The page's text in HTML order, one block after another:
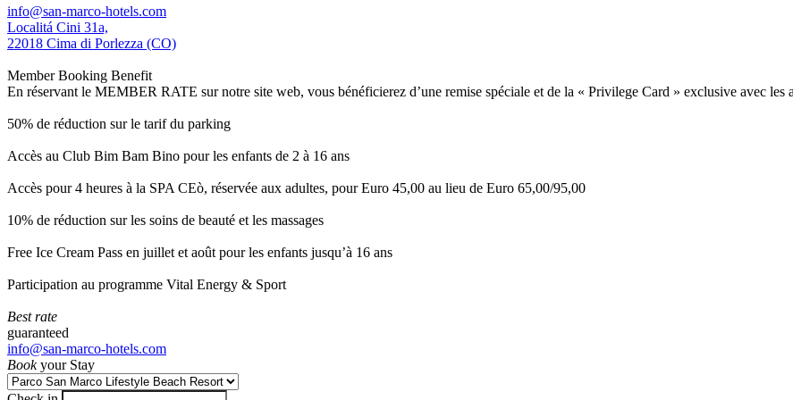
info@san-marco-hotels.com
Localitá Cini 31a,
22018 Cima di Porlezza (CO)
Member Booking Benefit
En réservant le MEMBER RATE sur notre site web, vous bénéficierez d’une remise spéciale et de la « Privilege Card » exclusive avec les
50% de réduction sur le tarif du parking
Accès au Club Bim Bam Bino pour les enfants de 2 à 16 ans
Accès pour 4 heures à la SPA CEò, réservée aux adultes, pour Euro 45,00 au lieu de Euro 65,00/95,00
10% de réduction sur les soins de beauté et les massages
Free Ice Cream Pass en juillet et août pour les enfants jusqu’à 16 ans
Participation au programme Vital Energy & Sport
Best rate
guaranteed
info@san-marco-hotels.com
Bookyour Stay